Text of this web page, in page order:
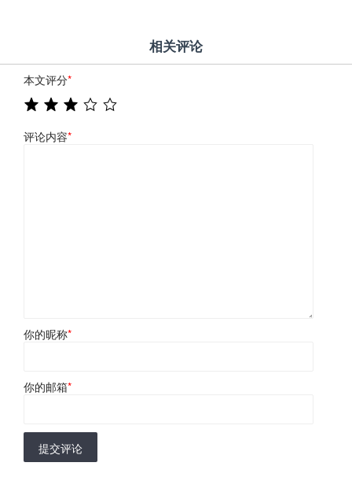
相关评论
本文评分*
评论内容*
你的昵称*
你的邮箱*
提交评论